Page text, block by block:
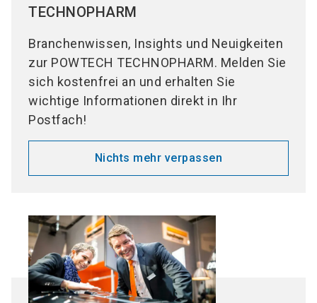
TECHNOPHARM
Branchenwissen, Insights und Neuigkeiten
zur POWTECH TECHNOPHARM. Melden Sie
sich kostenfrei an und erhalten Sie
wichtige Informationen direkt in Ihr
Postfach!
Nichts mehr verpassen